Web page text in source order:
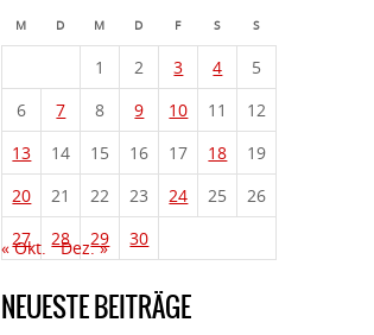
M D M D F S S
1 2 3 4
5
6
7 8 9 10 11
12
13
14 15 16 17 18
19
20
21 22 23 24 25
26
27
28 29 30
« Okt. Dez. »
NEUESTE BEITRÄGE